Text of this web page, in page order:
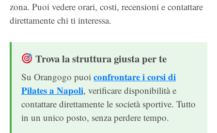
zona. Puoi vedere orari, costi, recensioni e contattare
direttamente chi ti interessa.
Trova la struttura giusta per te
Su Orangogo puoi confrontare i corsi di
Pilates a Napoli, verificare disponibilità e
contattare direttamente le società sportive. Tutto
in un unico posto, senza perdere tempo.